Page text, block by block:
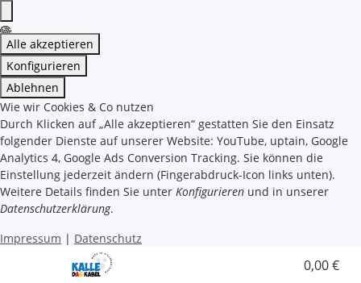
Alle akzeptieren
Konfigurieren
Ablehnen
Wie wir Cookies & Co nutzen
Durch Klicken auf „Alle akzeptieren“ gestatten Sie den Einsatz
folgender Dienste auf unserer Website: YouTube, uptain, Google
Analytics 4, Google Ads Conversion Tracking. Sie können die
Einstellung jederzeit ändern (Fingerabdruck-Icon links unten).
Weitere Details finden Sie unter Konfigurieren und in unserer
Datenschutzerklärung.
Impressum | Datenschutz
0,00 €